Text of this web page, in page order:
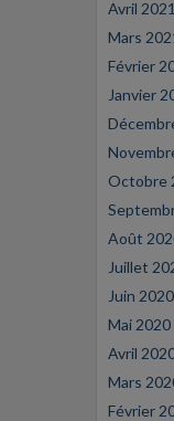
Avril 2021
Mars
Février
Janvier
Octobre
Août
Juillet
Juin 2020
Mai 2020
Avril
Mars
Février